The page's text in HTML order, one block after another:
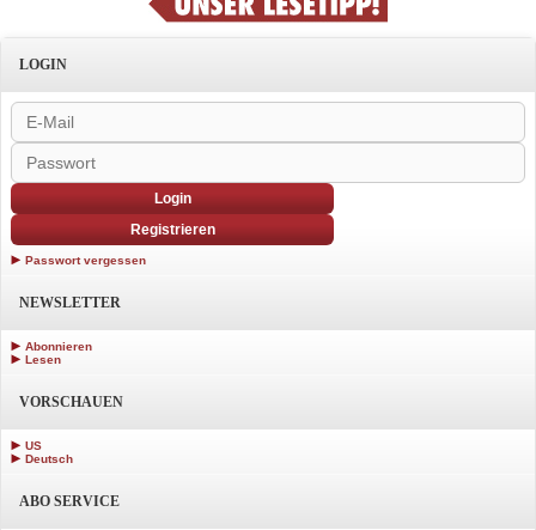
LOGIN
Login
Registrieren
Passwort vergessen
NEWSLETTER
Abonnieren
Lesen
VORSCHAUEN
US
Deutsch
ABO SERVICE